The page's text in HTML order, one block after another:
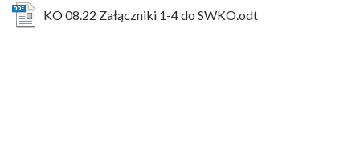
KO 08.22 Załączniki 1-4 do SWKO.odt